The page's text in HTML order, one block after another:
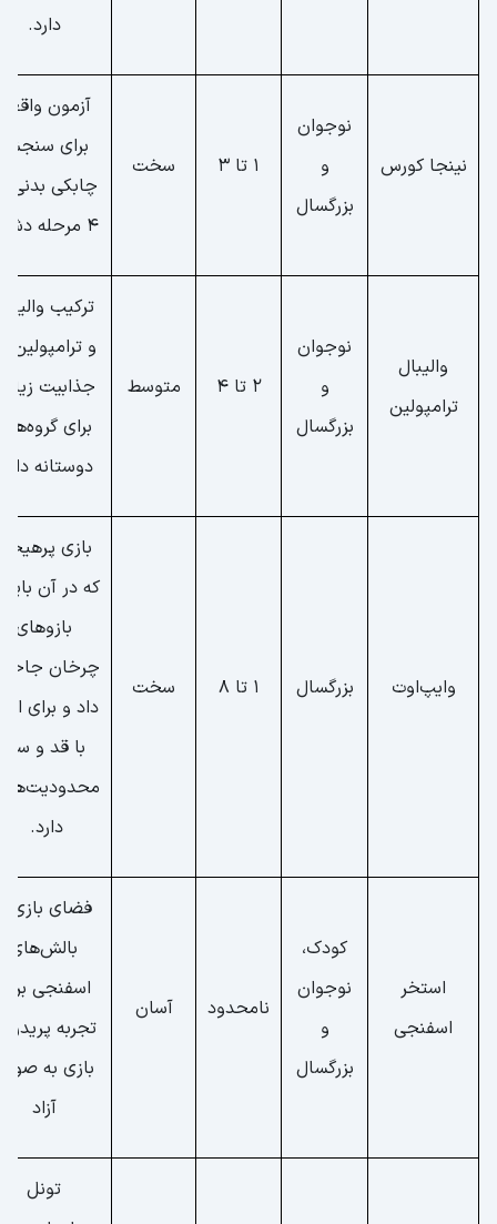
دارد.
نینجا کورس
نوجوان
و
بزرگسال
1 تا 3 سخت
آزمون
برای سنجش
چابکی بدنی
4 مرحله دشوار
والیبال
ترامپولین
نوجوان
و
بزرگسال
2 تا 4 متوسط
ترکیب
و ترامپولین
جذابیت
برای
دوستانه
وایپ‌اوت بزرگسال 1 تا 8 سخت
بازی
که در آن باید
بازوهای
چرخان
داد و برای
با قد و سن
دارد.
استخر
اسفنجی
کودک،
نوجوان
و
بزرگسال
نامحدود آسان
فضای بازی
بالش‌های
اسفنجی
تجربه پریدن
بازی به
آزاد
تونل